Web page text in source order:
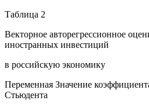
Таблица 2
Векторное авторегрессионное
иностранных инвестиций
в российскую экономику
Переменная Значение
Стьюдента